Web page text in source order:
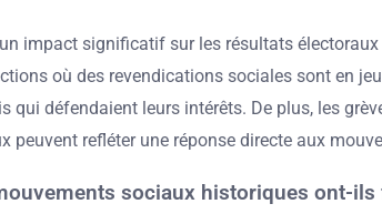
impact significatif sur les résultats
où des revendications sociales sont en
qui défendaient leurs intérêts. De plus, les
peuvent refléter une réponse directe aux
sociaux historiques ont-